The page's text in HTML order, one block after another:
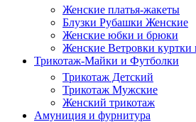
Женские платья-жакеты
Блузки Рубашки Женские
Женские юбки и брюки
Женские Ветровки
Трикотаж-Майки и Футболки
Трикотаж Детский
Трикотаж Мужские
Женский трикотаж
Амуниция и фурнитура